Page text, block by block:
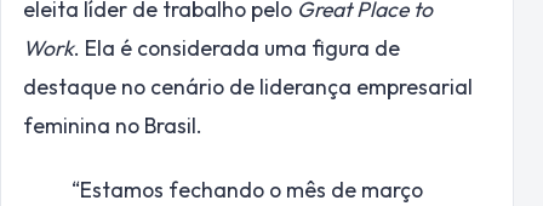
eleita líder de trabalho pelo Great Place to
Work. Ela é considerada uma figura de
destaque no cenário de liderança empresarial
feminina no Brasil.
“Estamos fechando o mês de março